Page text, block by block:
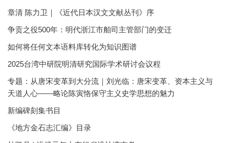
章清 陈力卫｜《近代日本汉文文献丛刊》序
争贡之役500年：明代浙江市舶司主管部门的变迁
如何将任何文本语料库转化为知识图谱
2025台湾中研院明清研究国际学术研讨会议程
专题：从唐宋变革到大分流｜刘光临：唐宋变革、资本主义与
天道人心——略论陈寅恪保守主义史学思想的魅力
新编碑刻集书目
《地方金石志汇编》目录